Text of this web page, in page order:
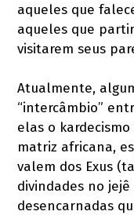
aqueles que
aqueles que
visitarem seus
Atualmente,
“intercâmbio”
elas o
matriz africana,
valem dos Exus
divindades no
desencarnadas